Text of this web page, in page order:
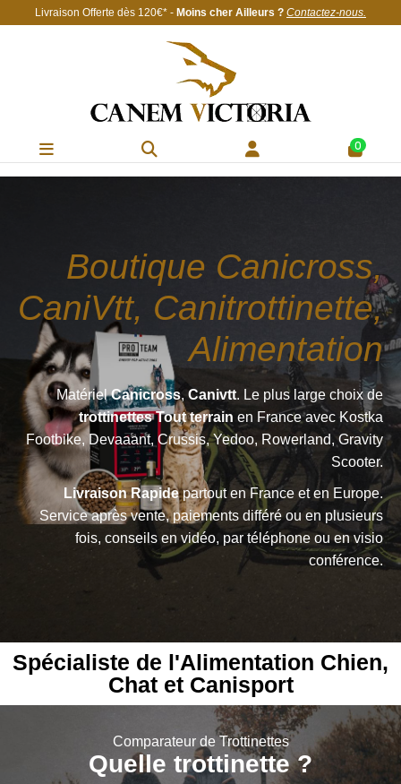
Livraison Offerte dès 120€* - Moins cher Ailleurs ? Contactez-nous.
0
Boutique Canicross,
CaniVtt, Canitrottinette,
Alimentation
MatérielCanicross, Canivtt. Le plus large choix de
trottinettes Tout terrain en France avec Kostka
Footbike, Devaaant, Crussis, Yedoo, Rowerland, Gravity
Scooter.
Livraison Rapidepartout en France et en Europe.
Service après vente, paiements différé ou en plusieurs
fois, conseils en vidéo, par téléphone ou en visio
conférence.
Spécialiste de l'Alimentation Chien,
Chat et Canisport
Comparateur de Trottinettes
Quelle trottinette ?